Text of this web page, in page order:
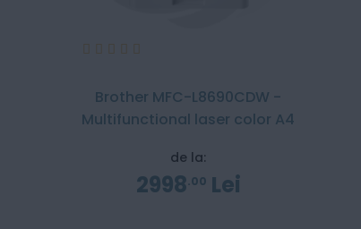
Evaluare:
Brother MFC-L8690CDW -
Multifunctional laser color A4
de la:
2998 00 Lei